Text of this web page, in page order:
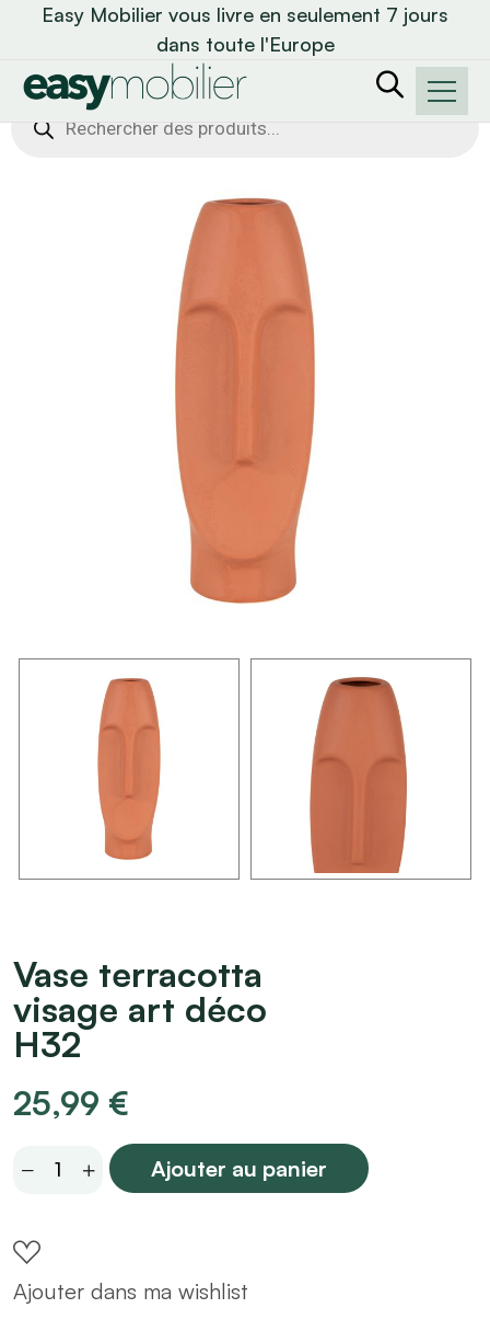
Easy Mobilier vous livre en seulement 7 jours
dans toute l'Europe
Recherche
de
Vase terracotta
visage art déco
H32
25,99 €
Vase
art
déco
Ajouter au panier
Ajouter dans ma wishlist